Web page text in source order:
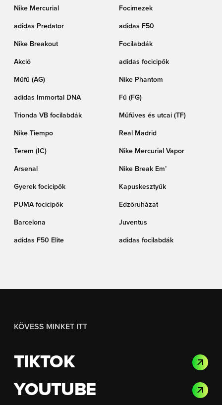
Nike Mercurial Focimezek
adidas Predator adidas F50
Nike Breakout Focilabdák
Akció adidas focicipők
Műfű (AG) Nike Phantom
adidas Immortal DNA Fű (FG)
Trionda VB focilabdák Műfüves és utcai (TF)
Nike Tiempo Real Madrid
Terem (IC) Nike Mercurial Vapor
Arsenal Nike Break Em’
Gyerek focicipők Kapuskesztyűk
PUMA focicipők Edzőruházat
Barcelona Juventus
adidas F50 Elite adidas focilabdák
KÖVESS MINKET ITT
TIKTOK
YOUTUBE